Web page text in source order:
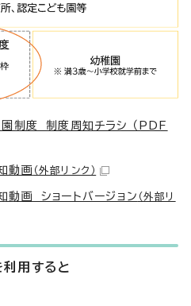
制度 制度周知チラシ （PDF
動画 （外部リンク）
動画 ショートバージョン （外部リ
用すると